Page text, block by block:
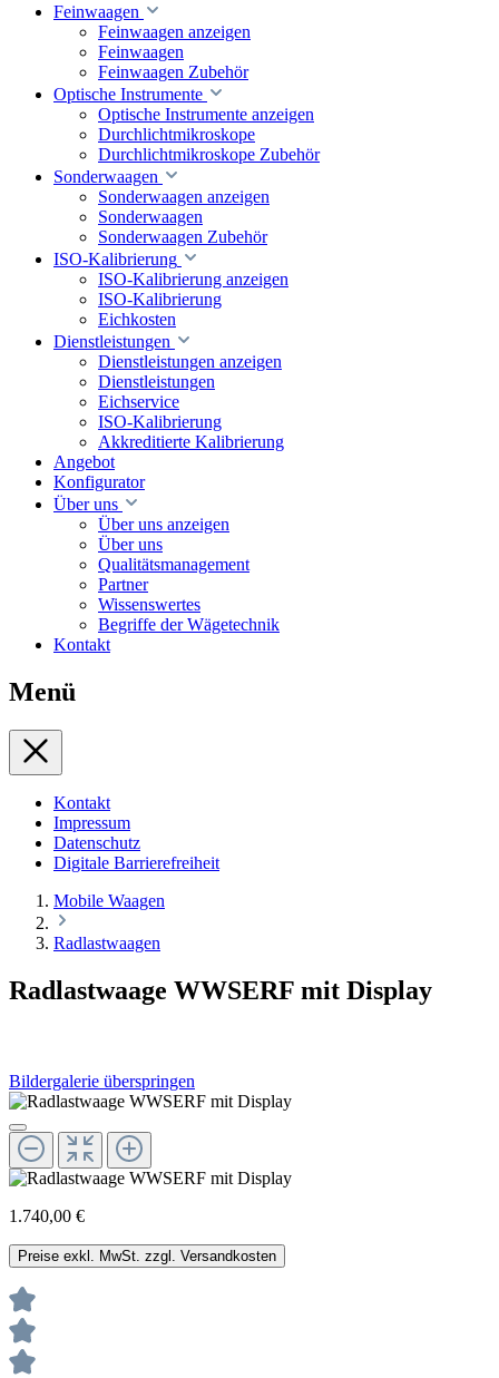
Feinwaagen
Feinwaagen anzeigen
Feinwaagen
Feinwaagen Zubehör
Optische Instrumente
Optische Instrumente anzeigen
Durchlichtmikroskope
Durchlichtmikroskope Zubehör
Sonderwaagen
Sonderwaagen anzeigen
Sonderwaagen
Sonderwaagen Zubehör
ISO-Kalibrierung
ISO-Kalibrierung anzeigen
ISO-Kalibrierung
Eichkosten
Dienstleistungen
Dienstleistungen anzeigen
Dienstleistungen
Eichservice
ISO-Kalibrierung
Akkreditierte Kalibrierung
Angebot
Konfigurator
Über uns
Über uns anzeigen
Über uns
Qualitätsmanagement
Partner
Wissenswertes
Begriffe der Wägetechnik
Kontakt
Menü
Kontakt
Impressum
Datenschutz
Digitale Barrierefreiheit
Mobile Waagen
Radlastwaagen
Radlastwaage WWSERF mit Display
Bildergalerie überspringen
1.740,00 €
Preise exkl. MwSt. zzgl. Versandkosten